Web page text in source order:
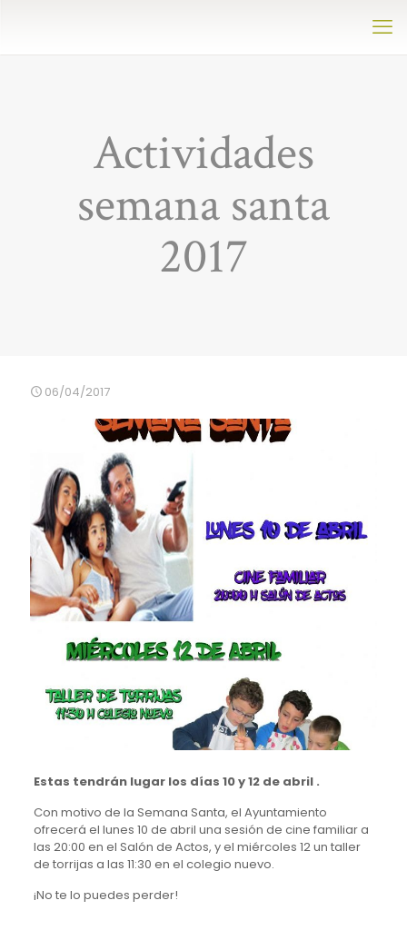
Actividades
semana santa
2017
06/04/2017
Estas tendrán lugar los días 10 y 12 de abril .
Con motivo de la Semana Santa, el Ayuntamiento
ofrecerá el lunes 10 de abril una sesión de cine familiar a
las 20:00 en el Salón de Actos, y el miércoles 12 un taller
de torrijas a las 11:30 en el colegio nuevo.
¡No te lo puedes perder!